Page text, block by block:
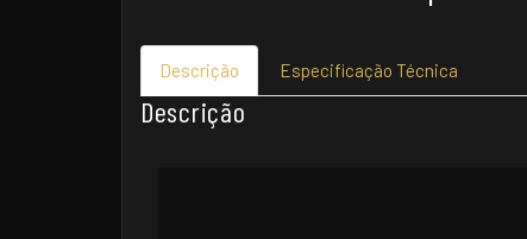
Descrição Especificação Técnica
Descrição